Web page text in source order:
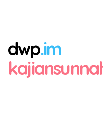
dwp.im